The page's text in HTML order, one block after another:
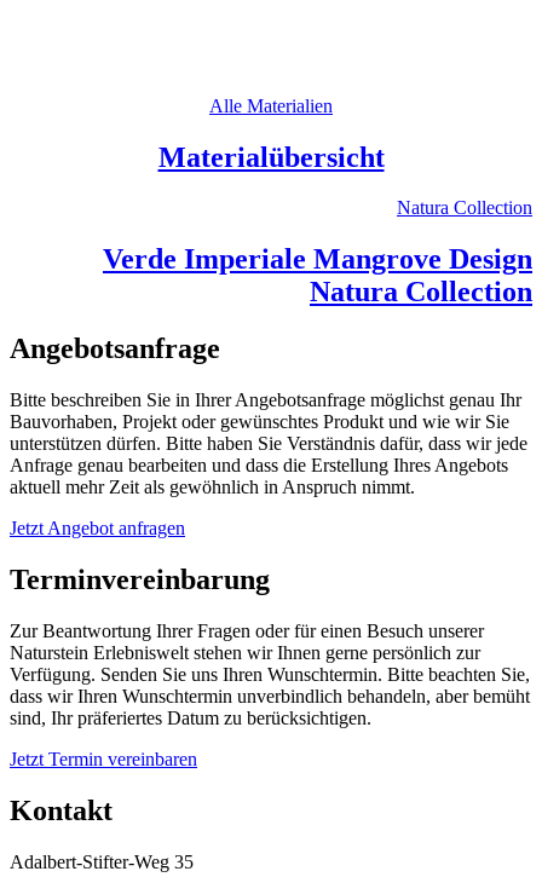
Alle Materialien
Materialübersicht
Natura Collection
Verde Imperiale Mangrove Design
Natura Collection
Angebotsanfrage
Bitte beschreiben Sie in Ihrer Angebotsanfrage möglichst genau Ihr
Bauvorhaben, Projekt oder gewünschtes Produkt und wie wir Sie
unterstützen dürfen. Bitte haben Sie Verständnis dafür, dass wir jede
Anfrage genau bearbeiten und dass die Erstellung Ihres Angebots
aktuell mehr Zeit als gewöhnlich in Anspruch nimmt.
Jetzt Angebot anfragen
Terminvereinbarung
Zur Beantwortung Ihrer Fragen oder für einen Besuch unserer
Naturstein Erlebniswelt stehen wir Ihnen gerne persönlich zur
Verfügung. Senden Sie uns Ihren Wunschtermin. Bitte beachten Sie,
dass wir Ihren Wunschtermin unverbindlich behandeln, aber bemüht
sind, Ihr präferiertes Datum zu berücksichtigen.
Jetzt Termin vereinbaren
Kontakt
Adalbert-Stifter-Weg 35